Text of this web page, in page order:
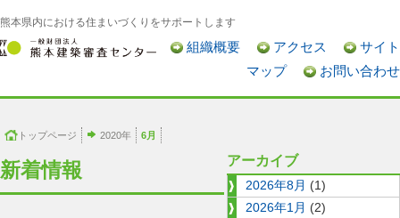
熊本県内における住まいづくりをサポートします
組織概要 アクセス
サイト
マップ
お問い合わせ
トップページ 2020年 6月
新着情報 アーカイブ
2026年8月 (1)
2026年1月 (2)